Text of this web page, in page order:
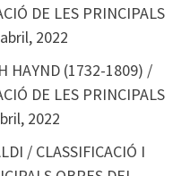
DE LES PRINCIPALS
2022
HAYND (1732-1809) /
DE LES PRINCIPALS
2022
/ CLASSIFICACIÓ I